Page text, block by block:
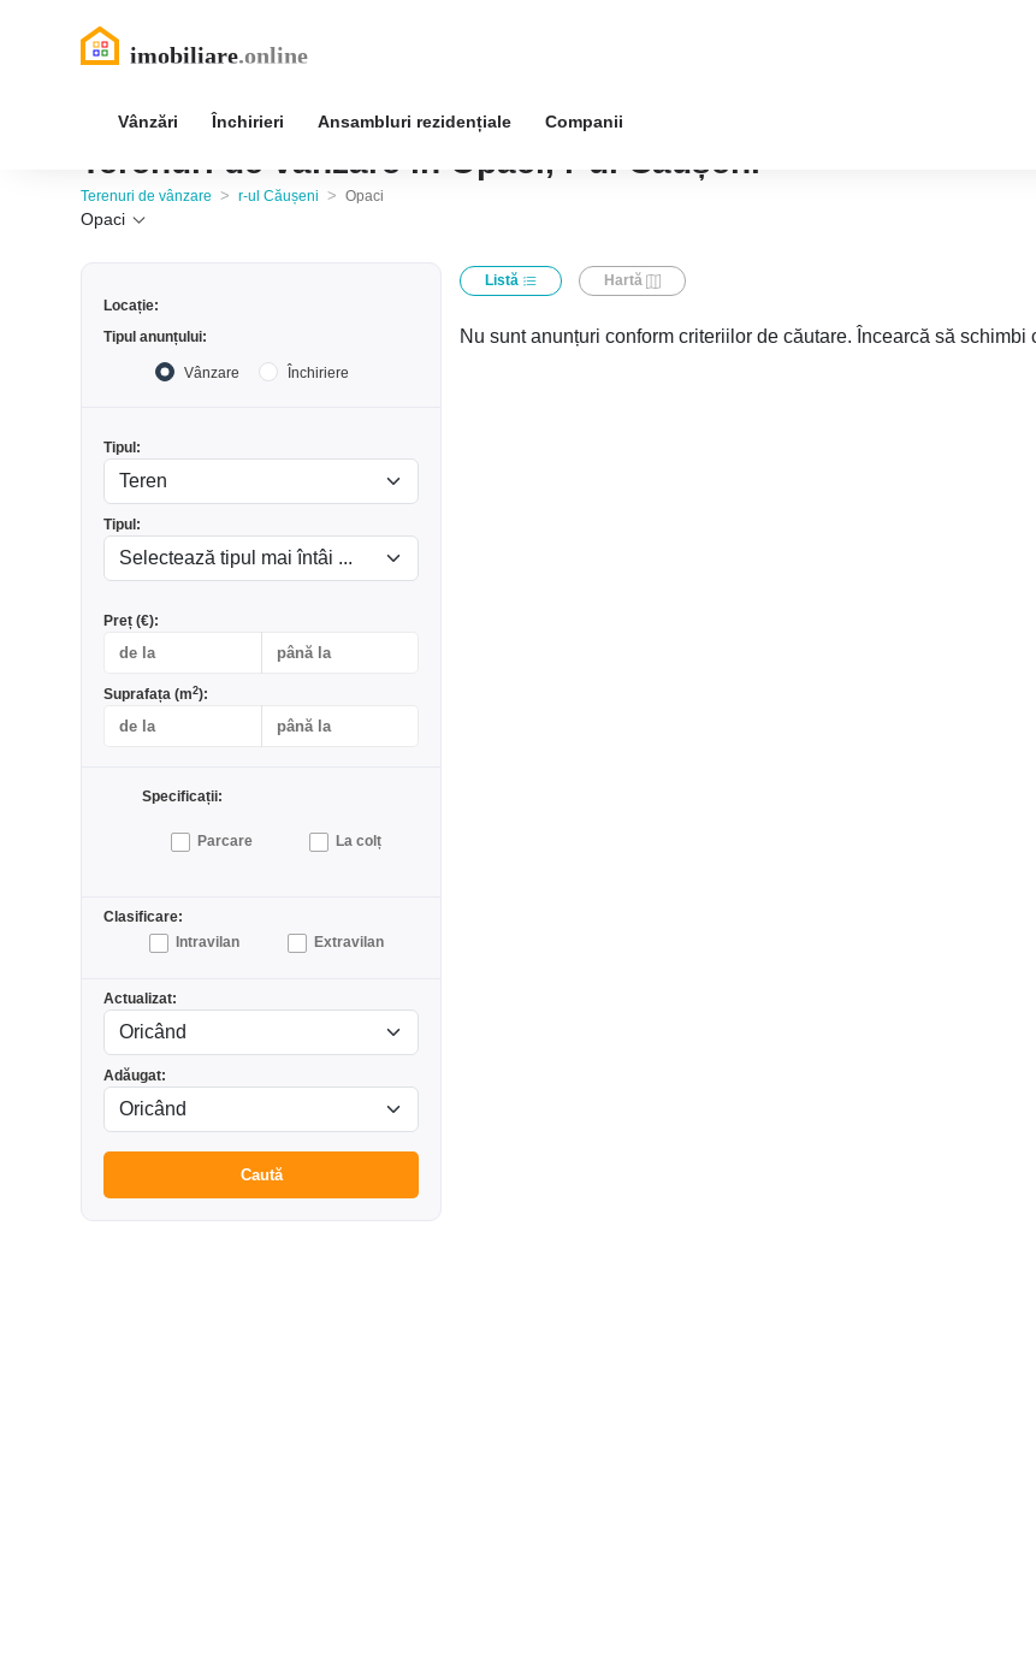
Vânzări Închirieri Ansambluri rezidențiale Companii
Terenuri de vânzare în Opaci, r-ul Căușeni
Terenuri de vânzare > r-ul Căușeni > Opaci
Opaci
Locație:
Tipul anunțului:
Vânzare Închiriere
Tipul:
Tipul:
Preț (€):
Suprafața (m2):
Specificații:
Parcare La colț
Clasificare:
Intravilan
Extravilan
Actualizat:
Adăugat:
Caută
Listă Hartă
Nu sunt anunțuri conform criteriilor de căutare. Încearcă să